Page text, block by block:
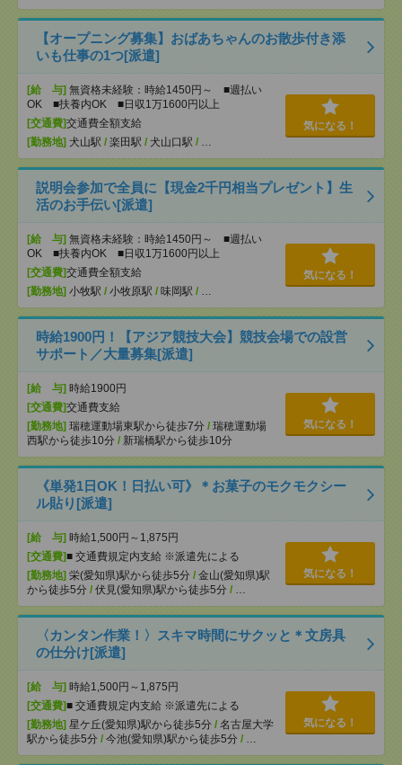
【オープニング募集】おばあちゃんのお散歩付き添
いも仕事の1つ[派遣]
[給 与] 無資格未経験：時給1450円～ ■週払い
OK ■扶養内OK ■日収1万1600円以上
[交通費]交通費全額支給
[勤務地] 犬山駅 / 楽田駅 / 犬山口駅 / …
気になる！
説明会参加で全員に【現金2千円相当プレゼント】生
活のお手伝い[派遣]
[給 与] 無資格未経験：時給1450円～ ■週払い
OK ■扶養内OK ■日収1万1600円以上
[交通費]交通費全額支給
[勤務地] 小牧駅 / 小牧原駅 / 味岡駅 / …
気になる！
時給1900円！【アジア競技大会】競技会場での設営
サポート／大量募集[派遣]
[給 与] 時給1900円
[交通費]交通費支給
[勤務地] 瑞穂運動場東駅から徒歩7分 / 瑞穂運動場
西駅から徒歩10分 / 新瑞橋駅から徒歩10分
気になる！
《単発1日OK！日払い可》＊お菓子のモクモクシー
ル貼り[派遣]
[給 与] 時給1,500円～1,875円
[交通費]■ 交通費規定内支給 ※派遣先による
[勤務地] 栄(愛知県)駅から徒歩5分 / 金山(愛知県)駅
から徒歩5分 / 伏見(愛知県)駅から徒歩5分 / …
気になる！
〈カンタン作業！〉スキマ時間にサクッと＊文房具
の仕分け[派遣]
[給 与] 時給1,500円～1,875円
[交通費]■ 交通費規定内支給 ※派遣先による
[勤務地] 星ケ丘(愛知県)駅から徒歩5分 / 名古屋大学
駅から徒歩5分 / 今池(愛知県)駅から徒歩5分 / …
気になる！